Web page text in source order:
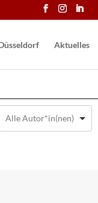
Aktuelles